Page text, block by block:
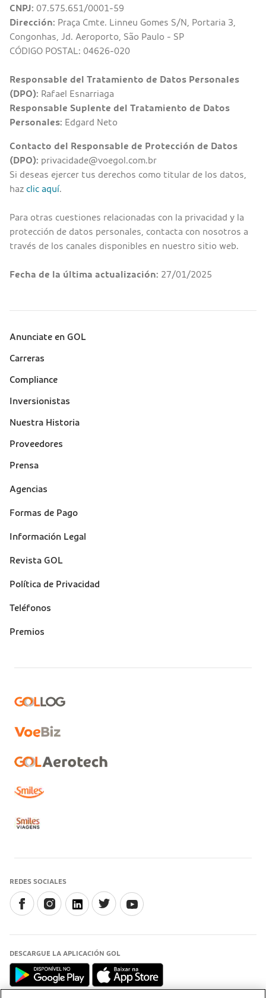
CNPJ: 07.575.651/0001-59
Dirección: Praça Cmte. Linneu Gomes S/N, Portaria 3,
Congonhas, Jd. Aeroporto, São Paulo - SP
CÓDIGO POSTAL: 04626-020
Responsable del Tratamiento de Datos Personales
(DPO): Rafael Esnarriaga
Responsable Suplente del Tratamiento de Datos
Personales: Edgard Neto
Contacto del Responsable de Protección de Datos
(DPO): privacidade@voegol.com.br
Si deseas ejercer tus derechos como titular de los datos,
haz clic aquí.
Para otras cuestiones relacionadas con la privacidad y la
protección de datos personales, contacta con nosotros a
través de los canales disponibles en nuestro sitio web.
Fecha de la última actualización: 27/01/2025
Sobre a Gol (footer)
Anunciate en GOL
Carreras
Compliance
Inversionistas
Nuestra Historia
Proveedores
Prensa
Suporte
Agencias
Formas de Pago
Información Legal
Revista GOL
Política de Privacidad
Teléfonos
Premios
REDES SOCIALES
DESCARGUE LA APLICACIÓN GOL